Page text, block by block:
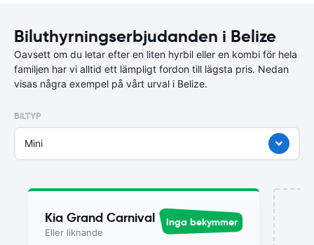
Biluthyrningserbjudanden i Belize
Oavsett om du letar efter en liten hyrbil eller en kombi för hela
familjen har vi alltid ett lämpligt fordon till lägsta pris. Nedan
visas några exempel på vårt urval i Belize.
BILTYP
Mini
Kia Grand Carnival
Eller liknande
Inga bekymmer